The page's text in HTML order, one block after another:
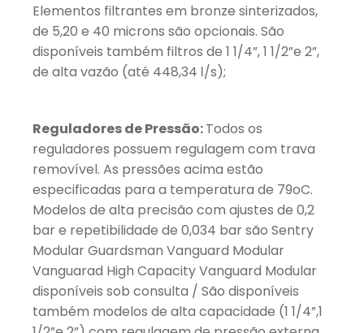
Elementos filtrantes em bronze sinterizados,
de 5,20 e 40 microns são opcionais. São
disponíveis também filtros de 1 1/4”, 1 1/2”e 2”,
de alta vazão (até 448,34 ℓ/s);
Reguladores de Pressão:Todos os
reguladores possuem regulagem com trava
removível. As pressões acima estão
especificadas para a temperatura de 79oC.
Modelos de alta precisão com ajustes de 0,2
bar e repetibilidade de 0,034 bar são Sentry
Modular Guardsman Vanguard Modular
Vanguarad High Capacity Vanguard Modular
disponíveis sob consulta / São disponíveis
também modelos de alta capacidade (1 1/4”,1